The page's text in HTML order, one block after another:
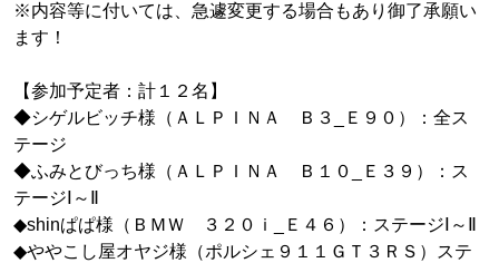
※内容等に付いては、急遽変更する場合もあり御了承願い
ます！
【参加予定者：計１２名】
◆シゲルビッチ様（ＡＬＰＩＮＡ Ｂ３_Ｅ９０）：全ス
テージ
◆ふみとびっち様（ＡＬＰＩＮＡ Ｂ１０_Ｅ３９）：ス
テージⅠ～Ⅱ
◆shinぱぱ様（ＢＭＷ ３２０ｉ_Ｅ４６）：ステージⅠ～Ⅱ
◆ややこし屋オヤジ様（ポルシェ９１１ＧＴ３ＲＳ）ステ